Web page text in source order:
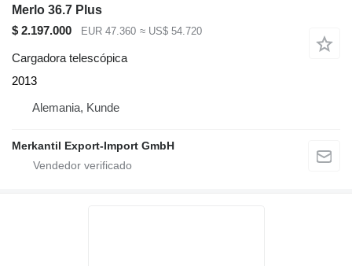
Merlo 36.7 Plus
$ 2.197.000
EUR 47.360 ≈ US$ 54.720
Cargadora telescópica
2013
Alemania, Kunde
Merkantil Export-Import GmbH